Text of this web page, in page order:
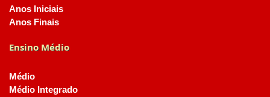
Anos Iniciais
Anos Finais
Ensino Médio
Médio
Médio Integrado